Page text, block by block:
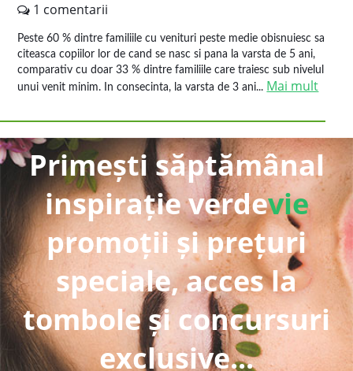
1 comentarii
Peste 60 % dintre familiile cu venituri peste medie obisnuiesc sa
citeasca copiilor lor de cand se nasc si pana la varsta de 5 ani,
comparativ cu doar 33 % dintre familiile care traiesc sub nivelul
unui venit minim. In consecinta, la varsta de 3 ani... Mai mult
Primești săptămânal
inspirație verdevie
promoții și prețuri
speciale, acces la
tombole și concursuri
exclusive...